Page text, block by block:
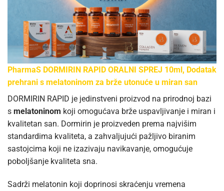
PharmaS DORMIRIN RAPID ORALNI SPREJ 10ml, Dodatak
prehrani s melatoninom za brže utonuće u miran san
DORMIRIN RAPID je jedinstveni proizvod na prirodnoj bazi
s melatoninom koji omogućava brže uspavljivanje i miran i
kvalitetan san. Dormirin je proizveden prema najvišim
standardima kvaliteta, a zahvaljujući pažljivo biranim
sastojcima koji ne izazivaju navikavanje, omogućuje
poboljšanje kvaliteta sna.
Sadrži melatonin koji doprinosi skraćenju vremena